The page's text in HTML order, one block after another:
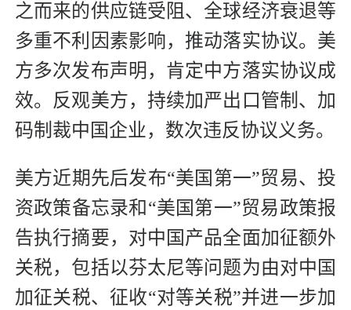
之而来的供应链受阻、全球经济衰退等
多重不利因素影响，推动落实协议。美
方多次发布声明，肯定中方落实协议成
效。反观美方，持续加严出口管制、加
码制裁中国企业，数次违反协议义务。
美方近期先后发布“美国第一”贸易、投
资政策备忘录和“美国第一”贸易政策报
告执行摘要，对中国产品全面加征额外
关税，包括以芬太尼等问题为由对中国
加征关税、征收“对等关税”并进一步加